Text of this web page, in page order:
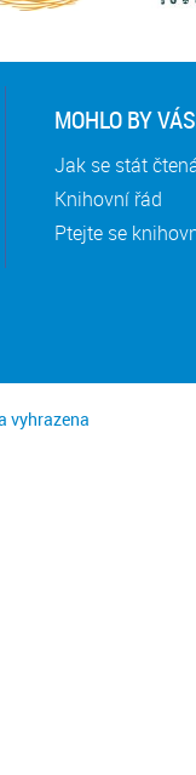
MOHLO BY
Jak se stát
Knihovní řád
Ptejte se
vyhrazena